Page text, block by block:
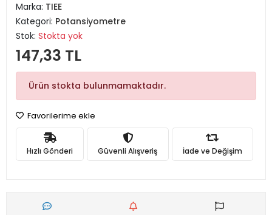
Marka: TIEE
Kategori: Potansiyometre
Stok: Stokta yok
147,33 TL
Ürün stokta bulunmamaktadır.
Favorilerime ekle
Hızlı Gönderi Güvenli Alışveriş İade ve Değişim